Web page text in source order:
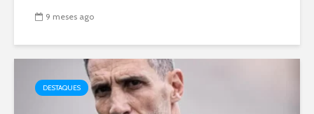
9 meses ago
DESTAQUES